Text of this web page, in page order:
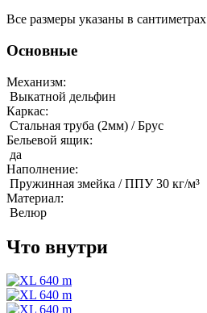
Все размеры указаны в сантиметрах
Основные
Механизм:
Выкатной дельфин
Каркас:
Стальная труба (2мм) / Брус
Бельевой ящик:
да
Наполнение:
Пружинная змейка / ППУ 30 кг/м³
Материал:
Велюр
Что внутри